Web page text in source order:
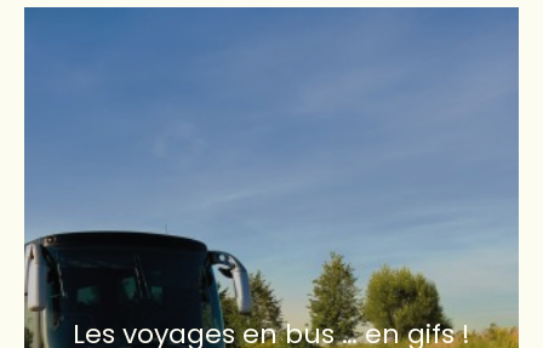
Les voyages en bus … en gifs !